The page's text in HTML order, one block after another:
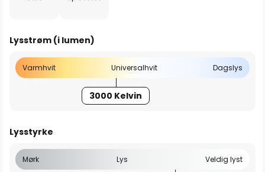
Lysstrøm (i lumen)
Varmhvit Universalhvit Dagslys
3000 Kelvin
Lysstyrke
Mørk Lys Veldig lyst